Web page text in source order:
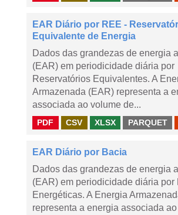
EAR Diário por REE -
Equivalente de Energia
Dados das grandezas de energia
(EAR) em periodicidade diária por
Reservatórios Equivalentes. A
Armazenada (EAR) representa a
associada ao volume de...
PDF CSV XLSX PARQUET
EAR Diário por Bacia
Dados das grandezas de energia
(EAR) em periodicidade diária por
Energéticas. A Energia
representa a energia associada